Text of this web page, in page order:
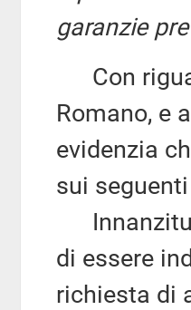
garanzie
Con
Romano, e
evidenzia
sui
di essere
richiesta di